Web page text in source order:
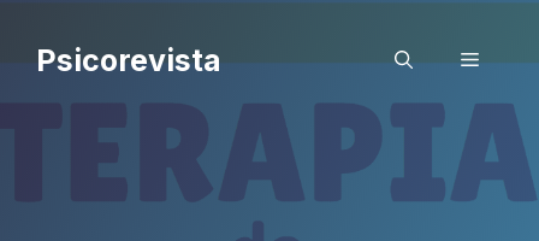
Psicorevista Menú